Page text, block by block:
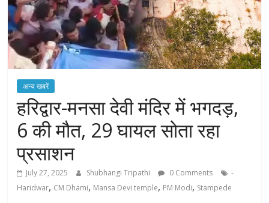
अन्य खबरें
हरिद्वार-मनसा देवी मंदिर में भगदड़,
6 की मौत, 29 घायल सोता रहा
प्रसाशन
July 27, 2025 Shubhangi Tripathi 0 Comments
-
Haridwar, CM Dhami, Mansa Devi temple, PM Modi, Stampede